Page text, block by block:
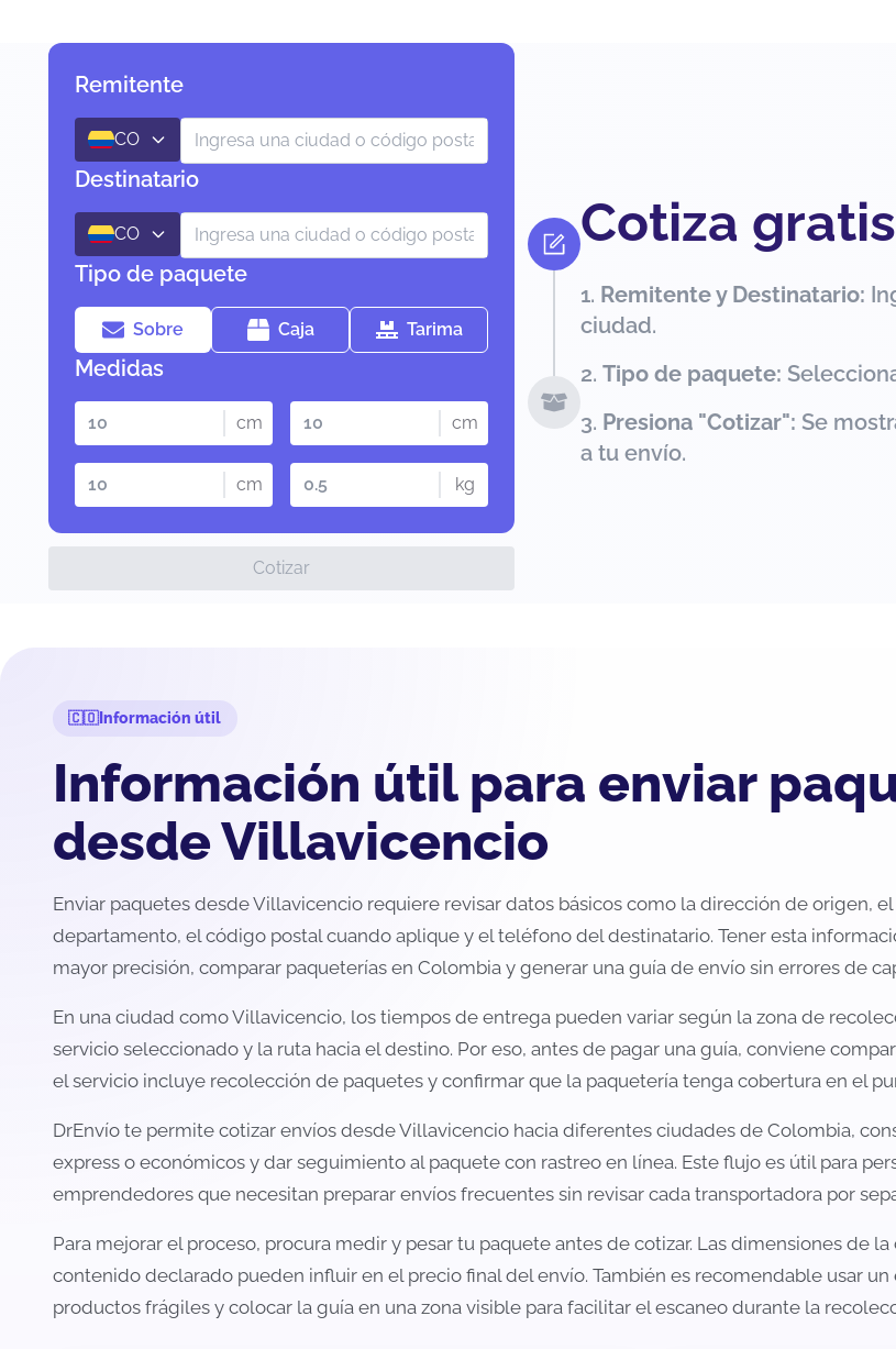
Remitente
CO
Destinatario
CO
Tipo de paquete
Sobre Caja Tarima
Medidas
cm cm
cm kg
Cotizar
Cotiza
Remitente y Destinatario:
ciudad.
Tipo de paquete:
Presiona "Cotizar": Se
a tu envío.
Información útil
Información útil para enviar
desde Villavicencio
Enviar paquetes desde Villavicencio requiere revisar datos básicos como la dirección de origen,
departamento, el código postal cuando aplique y el teléfono del destinatario. Tener esta
mayor precisión, comparar paqueterías en Colombia y generar una guía de envío sin errores de
En una ciudad como Villavicencio, los tiempos de entrega pueden variar según la zona de
servicio seleccionado y la ruta hacia el destino. Por eso, antes de pagar una guía, conviene
el servicio incluye recolección de paquetes y confirmar que la paquetería tenga cobertura en el
DrEnvío te permite cotizar envíos desde Villavicencio hacia diferentes ciudades de Colombia,
express o económicos y dar seguimiento al paquete con rastreo en línea. Este flujo es útil para
emprendedores que necesitan preparar envíos frecuentes sin revisar cada transportadora por
Para mejorar el proceso, procura medir y pesar tu paquete antes de cotizar. Las dimensiones de
contenido declarado pueden influir en el precio final del envío. También es recomendable usar
productos frágiles y colocar la guía en una zona visible para facilitar el escaneo durante la